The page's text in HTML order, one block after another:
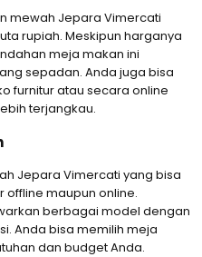
mewah Jepara Vimercati
rupiah. Meskipun harganya
meja makan ini
sepadan. Anda juga bisa
furnitur atau secara online
terjangkau.
Jepara Vimercati yang bisa
offline maupun online.
berbagai model dengan
Anda bisa memilih meja
dan budget Anda.